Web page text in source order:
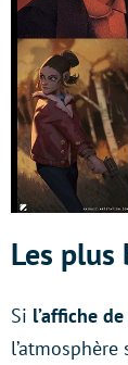
Les plus
Si l’affiche